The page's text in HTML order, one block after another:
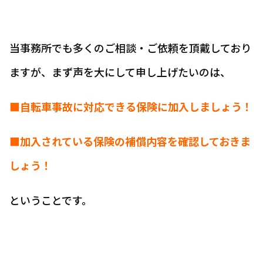
当事務所でも多くのご相談・ご依頼を頂戴しており
ますが、まず声を大にして申し上げたいのは、
■自転車事故に対応できる保険に加入しましょう！
■加入されている保険の補償内容を確認しておきま
しょう！
ということです。